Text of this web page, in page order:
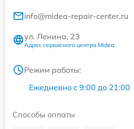
info@midea-repair-center.ru
ул. Ленина, 23
Адрес сервисного центра Midea
Режим работы:
Ежедневно с 9:00 до 21:00
Способы оплаты